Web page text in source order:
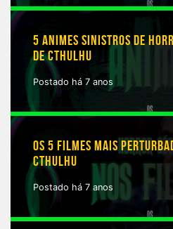
5 ANIMES SINISTROS DE
DE CTHULHU
Postado há 7 anos
OS 5 FILMES MAIS
CTHULHU
Postado há 7 anos